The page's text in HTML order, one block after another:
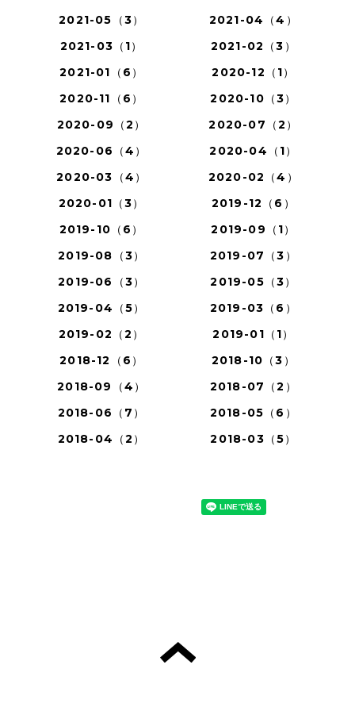
2021-05（3）
2021-04（4）
2021-03（1）
2021-02（3）
2021-01（6）
2020-12（1）
2020-11（6）
2020-10（3）
2020-09（2）
2020-07（2）
2020-06（4）
2020-04（1）
2020-03（4）
2020-02（4）
2020-01（3）
2019-12（6）
2019-10（6）
2019-09（1）
2019-08（3）
2019-07（3）
2019-06（3）
2019-05（3）
2019-04（5）
2019-03（6）
2019-02（2）
2019-01（1）
2018-12（6）
2018-10（3）
2018-09（4）
2018-07（2）
2018-06（7）
2018-05（6）
2018-04（2）
2018-03（5）